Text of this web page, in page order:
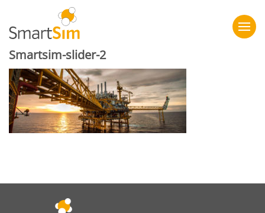
Smartsim-slider-2